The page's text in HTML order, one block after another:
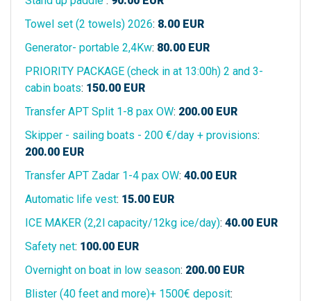
Towel set (2 towels) 2026: 8.00 EUR
Generator- portable 2,4Kw: 80.00 EUR
PRIORITY PACKAGE (check in at 13:00h) 2 and 3-
cabin boats: 150.00 EUR
Transfer APT Split 1-8 pax OW: 200.00 EUR
Skipper - sailing boats - 200 €/day + provisions:
200.00 EUR
Transfer APT Zadar 1-4 pax OW: 40.00 EUR
Automatic life vest: 15.00 EUR
ICE MAKER (2,2l capacity/12kg ice/day): 40.00 EUR
Safety net: 100.00 EUR
Overnight on boat in low season: 200.00 EUR
Blister (40 feet and more)+ 1500€ deposit: